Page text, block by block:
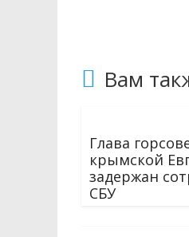
Вам
Глава
крымской
задержан
СБУ